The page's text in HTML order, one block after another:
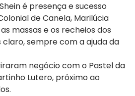
é presença e sucesso
de Canela, Marilúcia
massas e os recheios dos
claro, sempre com a ajuda da
negócio com o Pastel da
Lutero, próximo ao